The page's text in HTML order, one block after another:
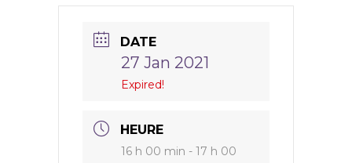
DATE
27 Jan 2021
Expired!
HEURE
16 h 00 min - 17 h 00